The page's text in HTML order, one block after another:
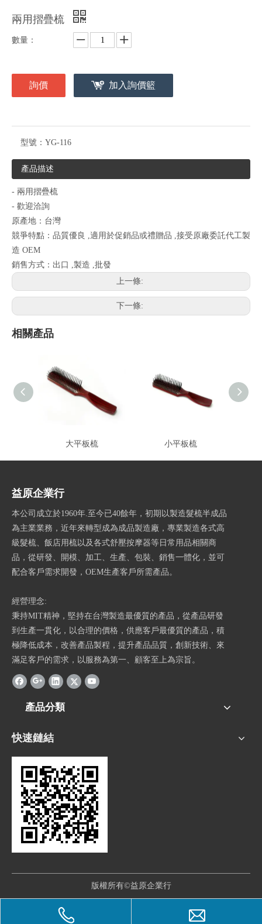
兩用摺疊梳
數量：
詢價 加入詢價籃
型號： YG-116
產品描述
- 兩用摺疊梳
- 歡迎洽詢
原產地：台灣
競爭特點：品質優良 ,適用於促銷品或禮贈品 ,接受原廠委託代工製
造 OEM
銷售方式：出口 ,製造 ,批發
上一條:
下一條:
相關產品
大平板梳 小平板梳
益原企業行
本公司成立於1960年.至今已40餘年，初期以製造髮梳半成品
為主業業務，近年來轉型成為成品製造廠，專業製造各式高
級髮梳、飯店用梳以及各式舒壓按摩器等日常用品相關商
品，從研發、開模、加工、生產、包裝、銷售一體化，並可
配合客戶需求開發，OEM生產客戶所需產品。
經營理念:
秉持MIT精神，堅持在台灣製造最優質的產品，從產品研發
到生產一貫化，以合理的價格，供應客戶最優質的產品，積
極降低成本，改善產品製程，提升產品品質，創新技術、來
滿足客戶的需求，以服務為第一、顧客至上為宗旨。
產品分類
快速鏈結
版權所有©益原企業行